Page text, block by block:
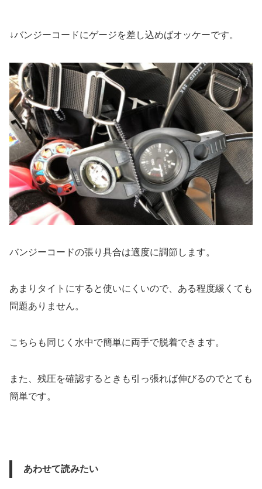
↓バンジーコードにゲージを差し込めばオッケーです。
バンジーコードの張り具合は適度に調節します。
あまりタイトにすると使いにくいので、ある程度緩くても
問題ありません。
こちらも同じく水中で簡単に両手で脱着できます。
また、残圧を確認するときも引っ張れば伸びるのでとても
簡単です。
あわせて読みたい